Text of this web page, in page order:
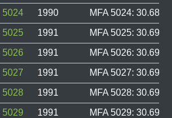
5024
1990
MFA 5024:
5025
1991
MFA 5025:
5026
1991
MFA 5026:
5027
1991
MFA 5027:
5028
1991
MFA 5028:
5029
1991
MFA 5029: